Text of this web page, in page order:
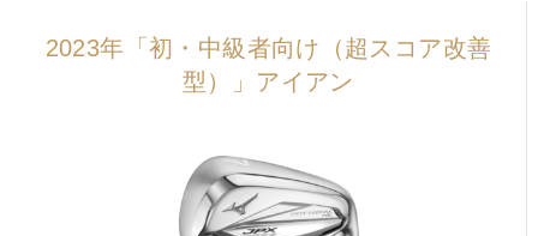
2023年「初・中級者向け（超スコア改善
型）」アイアン